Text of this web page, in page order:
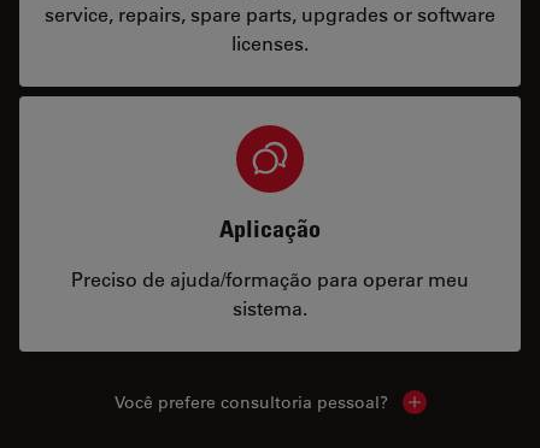
service, repairs, spare parts, upgrades or software
licenses.
Aplicação
Preciso de ajuda/formação para operar meu
sistema.
Você prefere consultoria pessoal? Show local